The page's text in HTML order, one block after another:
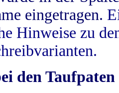
eingetragen.
Hinweise zu
den Taufpaten